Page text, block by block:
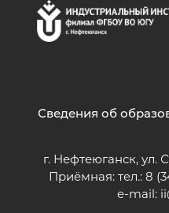
Сведения об
г. Нефтеюганск, ул.
Приёмная: тел.: 8
e-mail: